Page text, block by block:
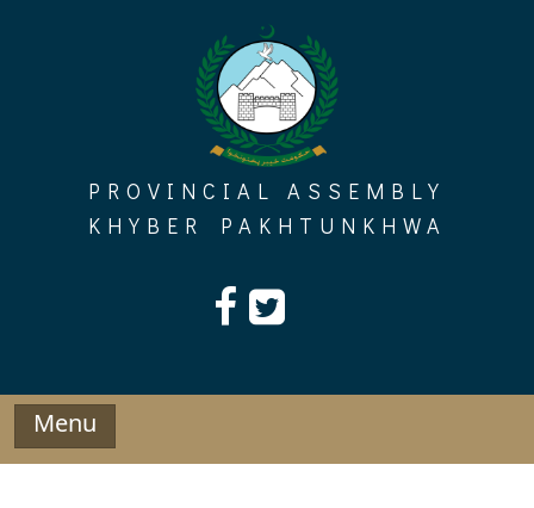
PROVINCIAL ASSEMBLY
KHYBER PAKHTUNKHWA
Menu